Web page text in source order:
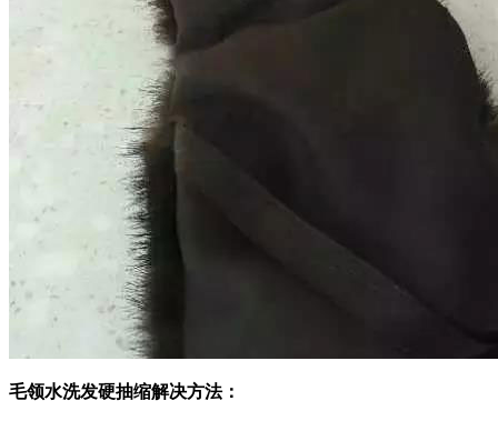
毛领水洗发硬抽缩解决方法：